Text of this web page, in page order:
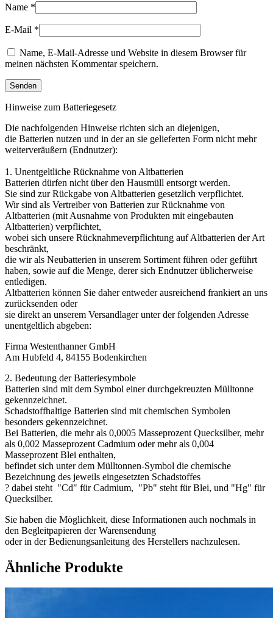
Name *
E-Mail *
Name, E-Mail-Adresse und Website in diesem Browser für
meinen nächsten Kommentar speichern.
Hinweise zum Batteriegesetz
Die nachfolgenden Hinweise richten sich an diejenigen,
die Batterien nutzen und in der an sie gelieferten Form nicht mehr
weiterveräußern (Endnutzer):
1. Unentgeltliche Rücknahme von Altbatterien
Batterien dürfen nicht über den Hausmüll entsorgt werden.
Sie sind zur Rückgabe von Altbatterien gesetzlich verpflichtet.
Wir sind als Vertreiber von Batterien zur Rücknahme von
Altbatterien (mit Ausnahme von Produkten mit eingebauten
Altbatterien) verpflichtet,
wobei sich unsere Rücknahmeverpflichtung auf Altbatterien der Art
beschränkt,
die wir als Neubatterien in unserem Sortiment führen oder geführt
haben, sowie auf die Menge, derer sich Endnutzer üblicherweise
entledigen.
Altbatterien können Sie daher entweder ausreichend frankiert an uns
zurücksenden oder
sie direkt an unserem Versandlager unter der folgenden Adresse
unentgeltlich abgeben:
Firma Westenthanner GmbH
Am Hubfeld 4, 84155 Bodenkirchen
2. Bedeutung der Batteriesymbole
Batterien sind mit dem Symbol einer durchgekreuzten Mülltonne
gekennzeichnet.
Schadstoffhaltige Batterien sind mit chemischen Symbolen
besonders gekennzeichnet.
Bei Batterien, die mehr als 0,0005 Masseprozent Quecksilber, mehr
als 0,002 Masseprozent Cadmium oder mehr als 0,004
Masseprozent Blei enthalten,
befindet sich unter dem Mülltonnen-Symbol die chemische
Bezeichnung des jeweils eingesetzten Schadstoffes
? dabei steht "Cd" für Cadmium, "Pb" steht für Blei, und "Hg" für
Quecksilber.
Sie haben die Möglichkeit, diese Informationen auch nochmals in
den Begleitpapieren der Warensendung
oder in der Bedienungsanleitung des Herstellers nachzulesen.
Ähnliche Produkte